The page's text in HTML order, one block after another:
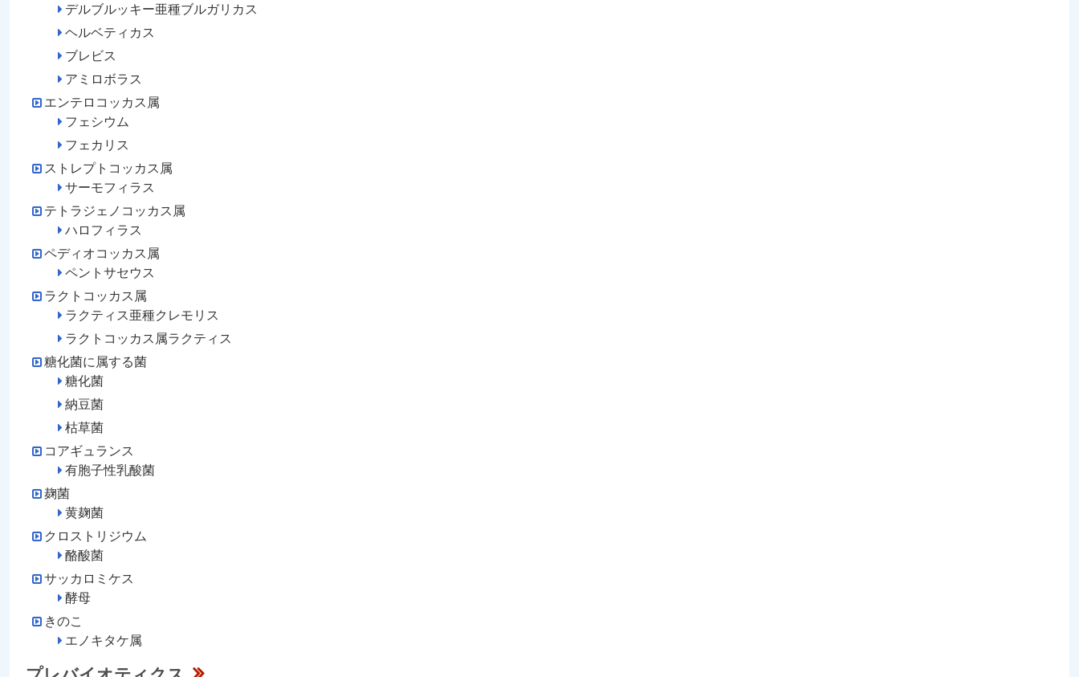
デルブルッキー亜種ブルガリカス
ヘルベティカス
ブレビス
アミロボラス
エンテロコッカス属
フェシウム
フェカリス
ストレプトコッカス属
サーモフィラス
テトラジェノコッカス属
ハロフィラス
ペディオコッカス属
ペントサセウス
ラクトコッカス属
ラクティス亜種クレモリス
ラクトコッカス属ラクティス
糖化菌に属する菌
糖化菌
納豆菌
枯草菌
コアギュランス
有胞子性乳酸菌
麹菌
黄麹菌
クロストリジウム
酪酸菌
サッカロミケス
酵母
きのこ
エノキタケ属